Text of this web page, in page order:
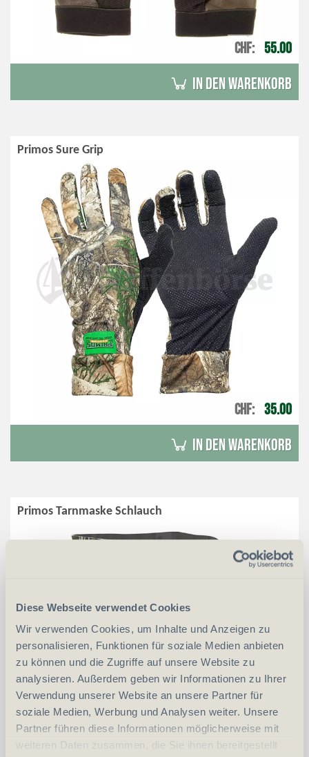
Diese Webseite verwendet Cookies
Wir verwenden Cookies, um Inhalte und Anzeigen zu
personalisieren, Funktionen für soziale Medien anbieten
zu können und die Zugriffe auf unsere Website zu
analysieren. Außerdem geben wir Informationen zu Ihrer
Verwendung unserer Website an unsere Partner für
soziale Medien, Werbung und Analysen weiter. Unsere
Partner führen diese Informationen möglicherweise mit
weiteren Daten zusammen, die Sie ihnen bereitgestellt
CHF 55.00
in den Warenkorb
Primos Sure Grip
CHF 35.00
in den Warenkorb
Primos Tarnmaske Schlauch